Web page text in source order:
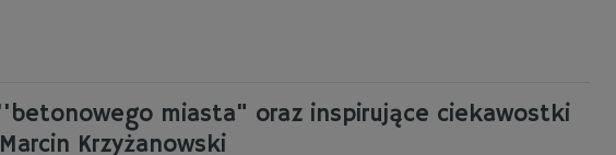
miasta" oraz inspirujące ciekawostki
Krzyżanowski